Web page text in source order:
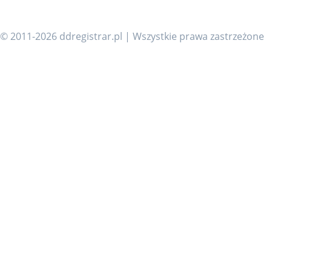
© 2011-2026 ddregistrar.pl | Wszystkie prawa zastrzeżone